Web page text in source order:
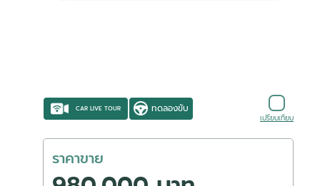
CAR LIVE TOUR ทดลองขับ
เปรียบเทียบ
ราคาขาย